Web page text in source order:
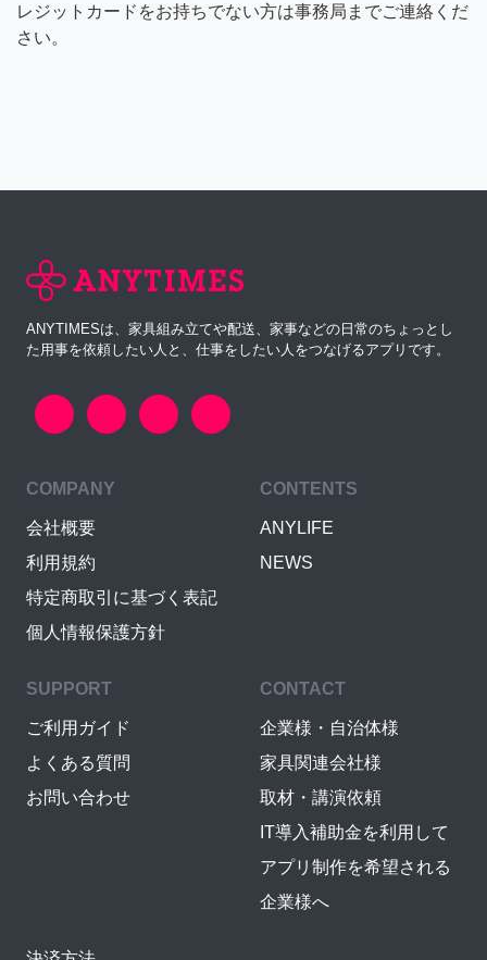
レジットカードをお持ちでない方は事務局までご連絡くだ
さい。
ANYTIMESは、家具組み立てや配送、家事などの日常のちょっとし
た用事を依頼したい人と、仕事をしたい人をつなげるアプリです。
COMPANY
会社概要
利用規約
特定商取引に基づく表記
個人情報保護方針
CONTENTS
ANYLIFE
NEWS
SUPPORT
ご利用ガイド
よくある質問
お問い合わせ
CONTACT
企業様・自治体様
家具関連会社様
取材・講演依頼
IT導入補助金を利用して
アプリ制作を希望される
企業様へ